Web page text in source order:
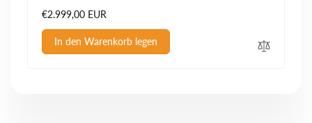
Normaler
Preis
€2.999,00 EUR
In den Warenkorb legen